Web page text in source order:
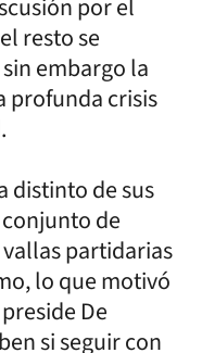
por el
resto se
embargo la
profunda crisis
distinto de sus
de
partidarias
lo que motivó
De
si seguir con